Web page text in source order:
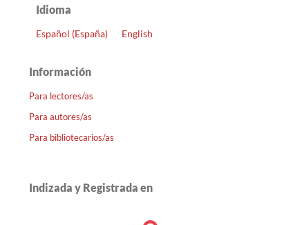
Systems
Idioma
Español (España) English
Información
Para lectores/as
Para autores/as
Para bibliotecarios/as
Indizada y Registrada en